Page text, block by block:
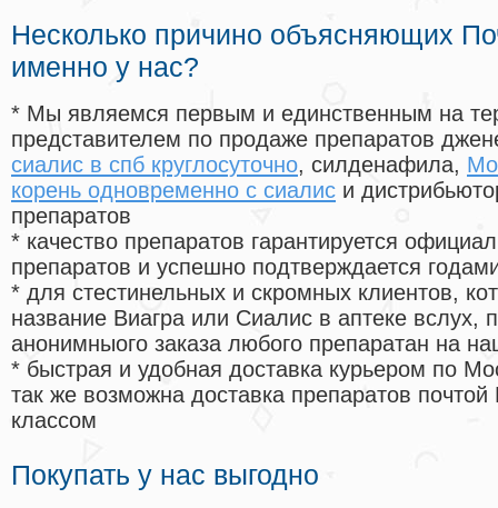
Несколько причино объясняющих
именно у нас?
* Мы являемся первым и единственным на
представителем по продаже препаратов
сиалис в спб круглосуточно, силденафила,
корень одновременно с сиалис и
препаратов
* качество препаратов гарантируется
препаратов и успешно подтверждается
* для стестинельных и скромных клиентов,
название Виагра или Сиалис в аптеке вслух,
анонимныого заказа любого препаратан на
* быстрая и удобная доставка курьером по
так же возможна доставка препаратов
классом
Покупать у нас выгодно